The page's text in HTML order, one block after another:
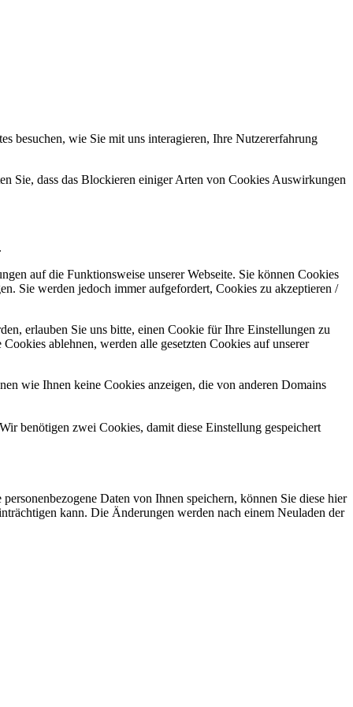
besuchen, wie Sie mit uns interagieren, Ihre Nutzererfahrung
Sie, dass das Blockieren einiger Arten von Cookies Auswirkungen
auf die Funktionsweise unserer Webseite. Sie können Cookies
Sie werden jedoch immer aufgefordert, Cookies zu akzeptieren /
erlauben Sie uns bitte, einen Cookie für Ihre Einstellungen zu
ablehnen, werden alle gesetzten Cookies auf unserer
wie Ihnen keine Cookies anzeigen, die von anderen Domains
benötigen zwei Cookies, damit diese Einstellung gespeichert
Daten von Ihnen speichern, können Sie diese hier
kann. Die Änderungen werden nach einem Neuladen der